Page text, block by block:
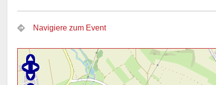
Navigiere zum Event